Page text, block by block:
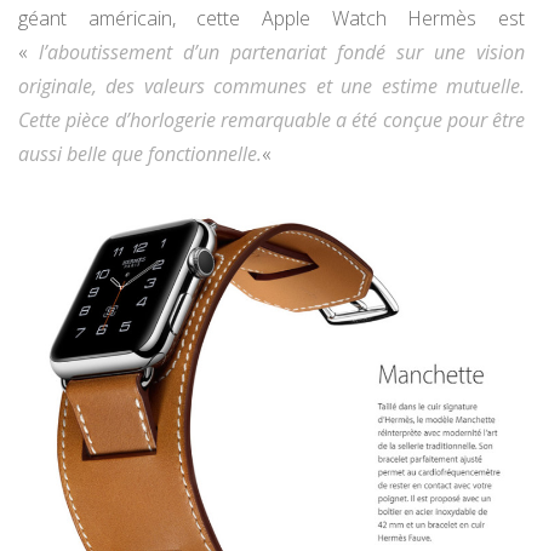
géant américain, cette Apple Watch Hermès est
« l’aboutissement d’un partenariat fondé sur une vision
originale, des valeurs communes et une estime mutuelle.
Cette pièce d’horlogerie remarquable a été conçue pour être
aussi belle que fonctionnelle.«